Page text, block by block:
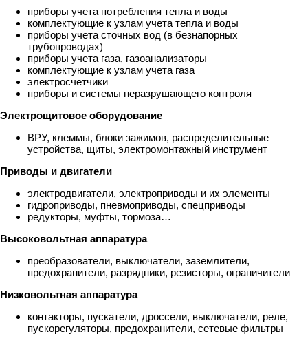
приборы учета потребления тепла и воды
комплектующие к узлам учета тепла и воды
приборы учета сточных вод (в безнапорных
трубопроводах)
приборы учета газа, газоанализаторы
комплектующие к узлам учета газа
электросчетчики
приборы и системы неразрушающего контроля
Электрощитовое оборудование
ВРУ, клеммы, блоки зажимов, распределительные
устройства, щиты, электромонтажный инструмент
Приводы и двигатели
электродвигатели, электроприводы и их элементы
гидроприводы, пневмоприводы, спецприводы
редукторы, муфты, тормоза…
Высоковольтная аппаратура
преобразователи, выключатели, заземлители,
предохранители, разрядники, резисторы, ограничители
Низковольтная аппаратура
контакторы, пускатели, дроссели, выключатели, реле,
пускорегуляторы, предохранители, сетевые фильтры